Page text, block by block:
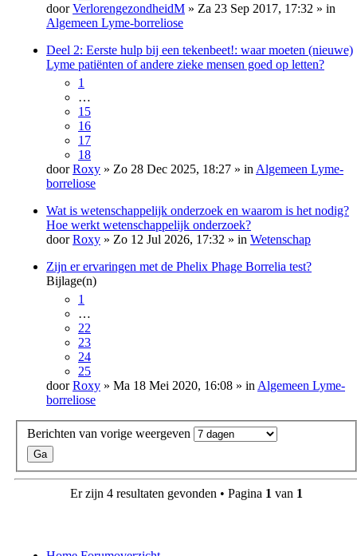
doorVerlorengezondheidM » Za 23 Sep 2017, 17:32 » in
Algemeen Lyme-borreliose
Deel 2: Eerste hulp bij een tekenbeet!: waar moeten (nieuwe)
Lyme patiënten of andere zieke mensen goed op letten?
1
…
15
16
17
18
doorRoxy » Zo 28 Dec 2025, 18:27 » in Algemeen Lyme-
borreliose
Wat is wetenschappelijk onderzoek en waarom is het nodig?
Hoe werkt wetenschappelijk onderzoek?
doorRoxy » Zo 12 Jul 2026, 17:32 » in Wetenschap
Zijn er ervaringen met de Phelix Phage Borrelia test?
Bijlage(n)
1
…
22
23
24
25
doorRoxy » Ma 18 Mei 2020, 16:08 » in Algemeen Lyme-
borreliose
Berichten van vorige weergeven
Er zijn 4 resultaten gevonden • Pagina 1 van 1